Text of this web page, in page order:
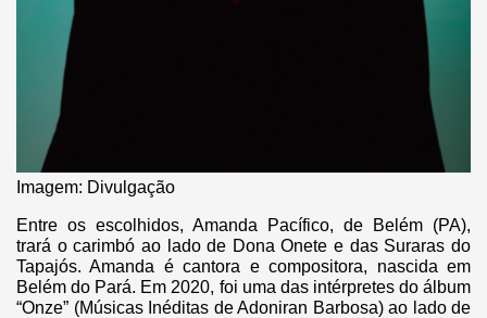
Imagem: Divulgação
Entre os escolhidos, Amanda Pacífico, de Belém (PA),
trará o carimbó ao lado de Dona Onete e das Suraras do
Tapajós. Amanda é cantora e compositora, nascida em
Belém do Pará. Em 2020, foi uma das intérpretes do álbum
“Onze” (Músicas Inéditas de Adoniran Barbosa) ao lado de